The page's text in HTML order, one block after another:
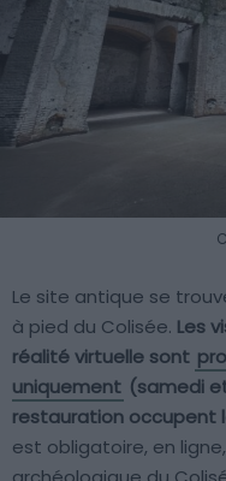
Le site antique se
à pied du Colisée. Les
réalité virtuelle sont
uniquement (samedi
restauration occupent
est obligatoire, en